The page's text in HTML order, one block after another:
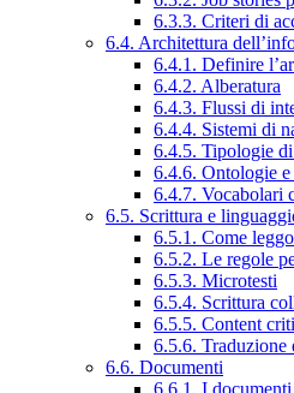
6.3.3. Criteri di
6.4. Architettura
6.4.1. Definire
6.4.2. Alberatura
6.4.3. Flussi di
6.4.4. Sistemi di
6.4.5. Tipologie
6.4.6. Ontologie e
6.4.7. Vocabolari
6.5. Scrittura e
6.5.1. Come
6.5.2. Le regole
6.5.3. Microtesti
6.5.4. Scrittura
6.5.5. Content
6.5.6. Traduzione
6.6. Documenti
6.6.1. I